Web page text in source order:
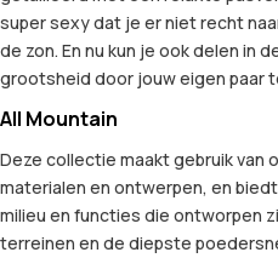
super sexy dat je er niet recht
de zon. En nu kun je ook delen in
grootsheid door jouw eigen paar
All Mountain
Deze collectie maakt gebruik van
materialen en ontwerpen, en
milieu en functies die ontworpen
terreinen en de diepste